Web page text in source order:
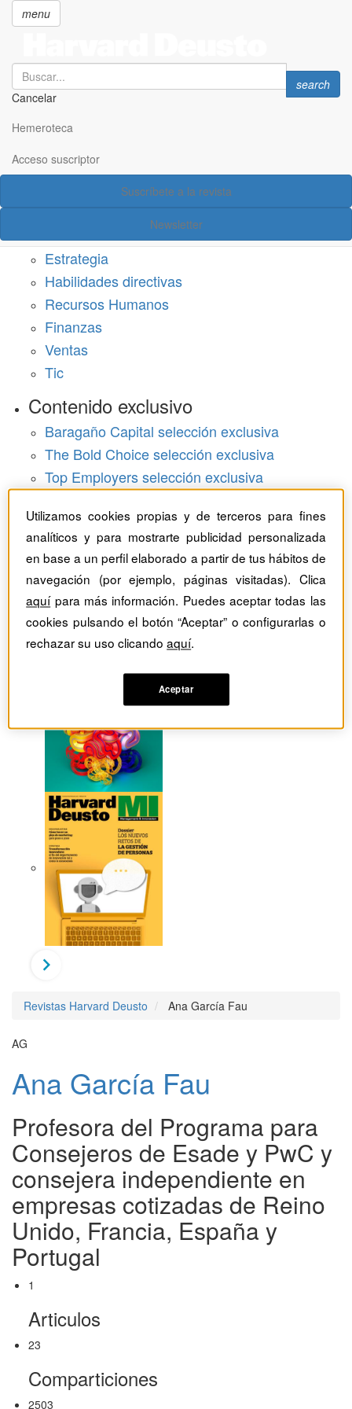
principal
menu
Search
Cancelar
Search
search
Hemeroteca
Acceso suscriptor
Suscríbete a la revista
Newsletter
Acceso suscriptor
Estrategia
Habilidades directivas
Recursos Humanos
Finanzas
Ventas
Tic
Contenido exclusivo
Baragaño Capital selección exclusiva
The Bold Choice selección exclusiva
Top Employers selección exclusiva
Hemeroteca
Monográficos
Dossieres
Revistas del mes
Revistas Harvard Deusto Ana García Fau
AG
Ana García Fau
Profesora del Programa para
Consejeros de Esade y PwC y
consejera independiente en
empresas cotizadas de Reino
Unido, Francia, España y
Portugal
1
Articulos
23
Comparticiones
2503
Utilizamos cookies propias y de terceros para fines
analíticos y para mostrarte publicidad personalizada
en base a un perfil elaborado a partir de tus hábitos de
navegación (por ejemplo, páginas visitadas). Clica
aquípara más información. Puedes aceptar todas las
cookies pulsando el botón “Aceptar” o configurarlas o
rechazar su uso clicandoaquí.
Aceptar